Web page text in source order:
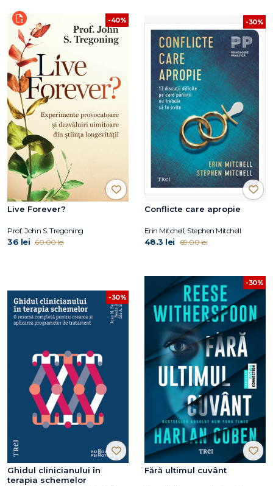
-40%
Live Forever?
Prof. John S. Tregoning
36 lei 60.00 lei
-30%
Conflicte care apropie
Erin Mitchell, Stephen Mitchell
48.3 lei 69.00 lei
-30%
Ghidul clinicianului în
terapia schemelor
-30%
Fără ultimul cuvânt